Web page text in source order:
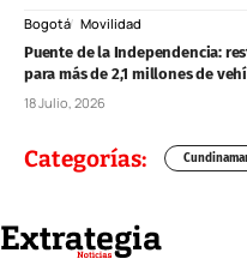
Bogotá Movilidad
Puente de la Independencia:
para más de 2,1 millones de
18 Julio, 2026
Categorías: